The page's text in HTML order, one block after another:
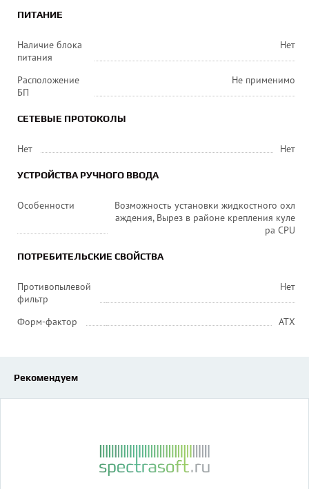
ПИТАНИЕ
Наличие блока
питания
Нет
Расположение
БП
Не применимо
СЕТЕВЫЕ ПРОТОКОЛЫ
Нет Нет
УСТРОЙСТВА РУЧНОГО ВВОДА
Особенности
Возможность установки жидкостного охл
аждения, Вырез в районе крепления куле
ра CPU
ПОТРЕБИТЕЛЬСКИЕ СВОЙСТВА
Противопылевой
фильтр
Нет
Форм-фактор ATX
Рекомендуем